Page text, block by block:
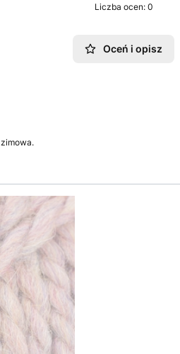
Liczba ocen: 0
Oceń i opisz